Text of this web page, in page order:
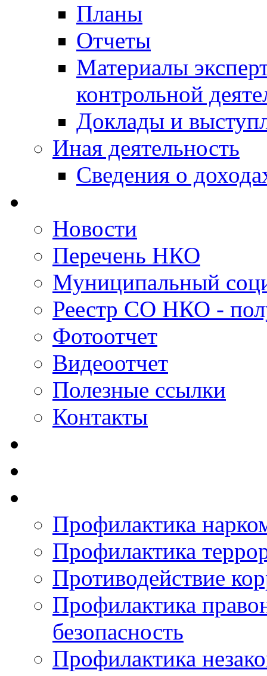
Планы
Отчеты
Материалы
контрольной
Доклады и
Иная деятельность
Сведения о
Новости
Перечень НКО
Муниципальный
Реестр СО НКО -
Фотоотчет
Видеоотчет
Полезные ссылки
Контакты
Профилактика
Профилактика
Противодействие
Профилактика
безопасность
Профилактика